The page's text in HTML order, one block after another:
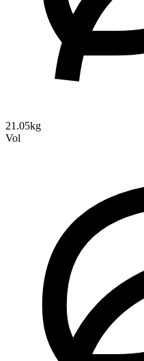
21.05kg
Vol